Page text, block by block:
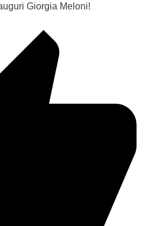
Giorgia Meloni!